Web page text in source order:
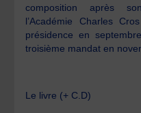
composition après
l’Académie Charles
présidence en
troisième mandat en
Le livre (+ C.D)